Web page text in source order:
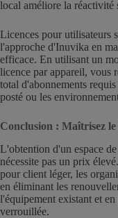
local améliore la réactivité
Licences pour utilisateurs
l'approche d'Inuvika en
efficace. En utilisant un
licence par appareil, vous
total d'abonnements
posté ou les
Conclusion : Maîtrisez
L'obtention d'un espace
nécessite pas un prix
pour client léger, les
en éliminant les
l'équipement existant et
verrouillée.